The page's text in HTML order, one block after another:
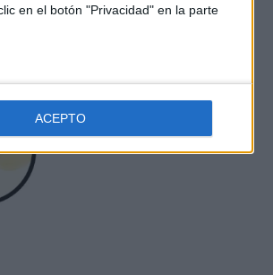
en el botón "Privacidad" en la parte
ACEPTO